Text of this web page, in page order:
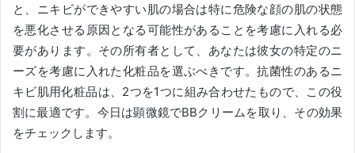
と、ニキビができやすい肌の場合は特に危険な顔の肌の状態
を悪化させる原因となる可能性があることを考慮に入れる必
要があります。 その所有者として、あなたは彼女の特定のニ
ーズを考慮に入れた化粧品を選ぶべきです。抗菌性のあるニ
キビ肌用化粧品は、2つを1つに組み合わせたもので、この役
割に最適です。 今日は顕微鏡でBBクリームを取り、その効果
をチェックします。